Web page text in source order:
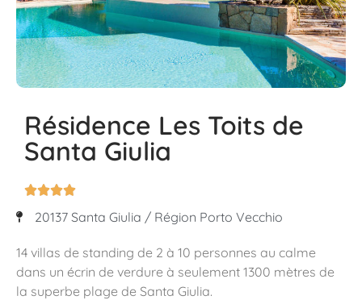
Résidence Les Toits de
Santa Giulia

20137 Santa Giulia / Région Porto Vecchio
14 villas de standing de 2 à 10 personnes au calme
dans un écrin de verdure à seulement 1300 mètres de
la superbe plage de Santa Giulia.